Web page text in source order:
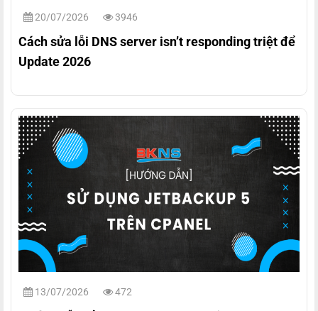
20/07/2026 3946
Cách sửa lỗi DNS server isn’t responding triệt để
Update 2026
13/07/2026 472